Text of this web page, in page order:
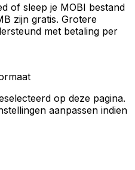
of sleep je MOBI bestand
zijn gratis. Grotere
met betaling per
op deze pagina.
aanpassen indien